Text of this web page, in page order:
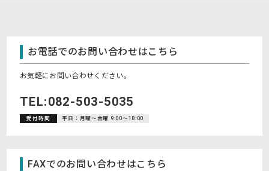
お電話でのお問い合わせはこちら
お気軽にお問い合わせください。
TEL:082-503-5035
受付時間 平日：月曜～金曜 9:00～18:00
FAXでのお問い合わせはこちら